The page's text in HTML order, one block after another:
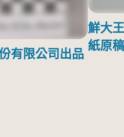
有限公司出品
鮮大
紙原稿